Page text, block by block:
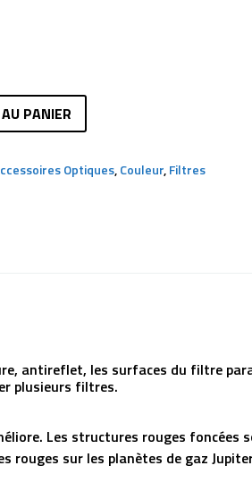
PANIER
Optiques,Couleur,Filtres
antireflet, les surfaces du filtre
plusieurs filtres.
Les structures rouges foncées
sur les planètes de gaz